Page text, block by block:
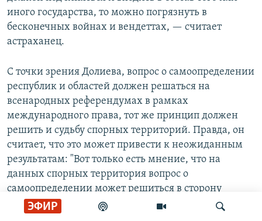
ЭФИР
иного государства, то можно погрязнуть в
бесконечных войнах и вендеттах, — считает
астраханец.
С точки зрения Долиева, вопрос о самоопределении
республик и областей должен решаться на
всенародных референдумах в рамках
международного права, тот же принцип должен
решить и судьбу спорных территорий. Правда, он
считает, что это может привести к неожиданным
результатам: "Вот только есть мнение, что на
данных спорных территория вопрос о
самоопределении может решиться в сторону
третьего субъекта — Чечни (Ичкерии). Тем более, у